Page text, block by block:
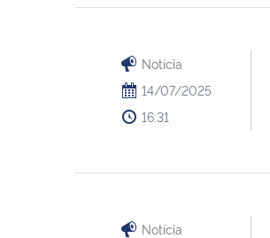
Notícia
14/07/2025
16:31
Notícia